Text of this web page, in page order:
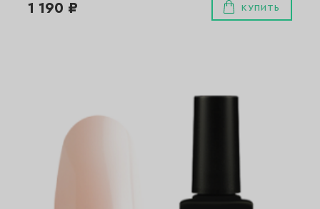
1 190 ₽ КУПИТЬ